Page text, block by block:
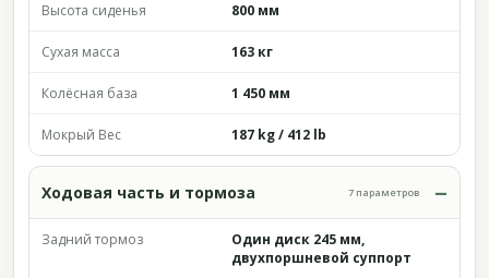
Высота сиденья 800 мм
Сухая масса 163 кг
Колёсная база 1 450 мм
Мокрый Вес 187 kg / 412 lb
Ходовая часть и тормоза 7 параметров
Задний тормоз
Один диск 245 мм,
двухпоршневой суппорт